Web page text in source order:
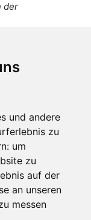
und andere
zu
um
zu
auf der
an unseren
messen
der
und
und es
und